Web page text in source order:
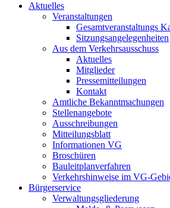
Aktuelles
Veranstaltungen
Gesamtveranstaltungs
Sitzungsangelegenheiten
Aus dem Verkehrsausschuss
Aktuelles
Mitglieder
Pressemitteilungen
Kontakt
Amtliche Bekanntmachungen
Stellenangebote
Ausschreibungen
Mitteilungsblatt
Informationen VG
Broschüren
Bauleitplanverfahren
Verkehrshinweise im VG-
Bürgerservice
Verwaltungsgliederung